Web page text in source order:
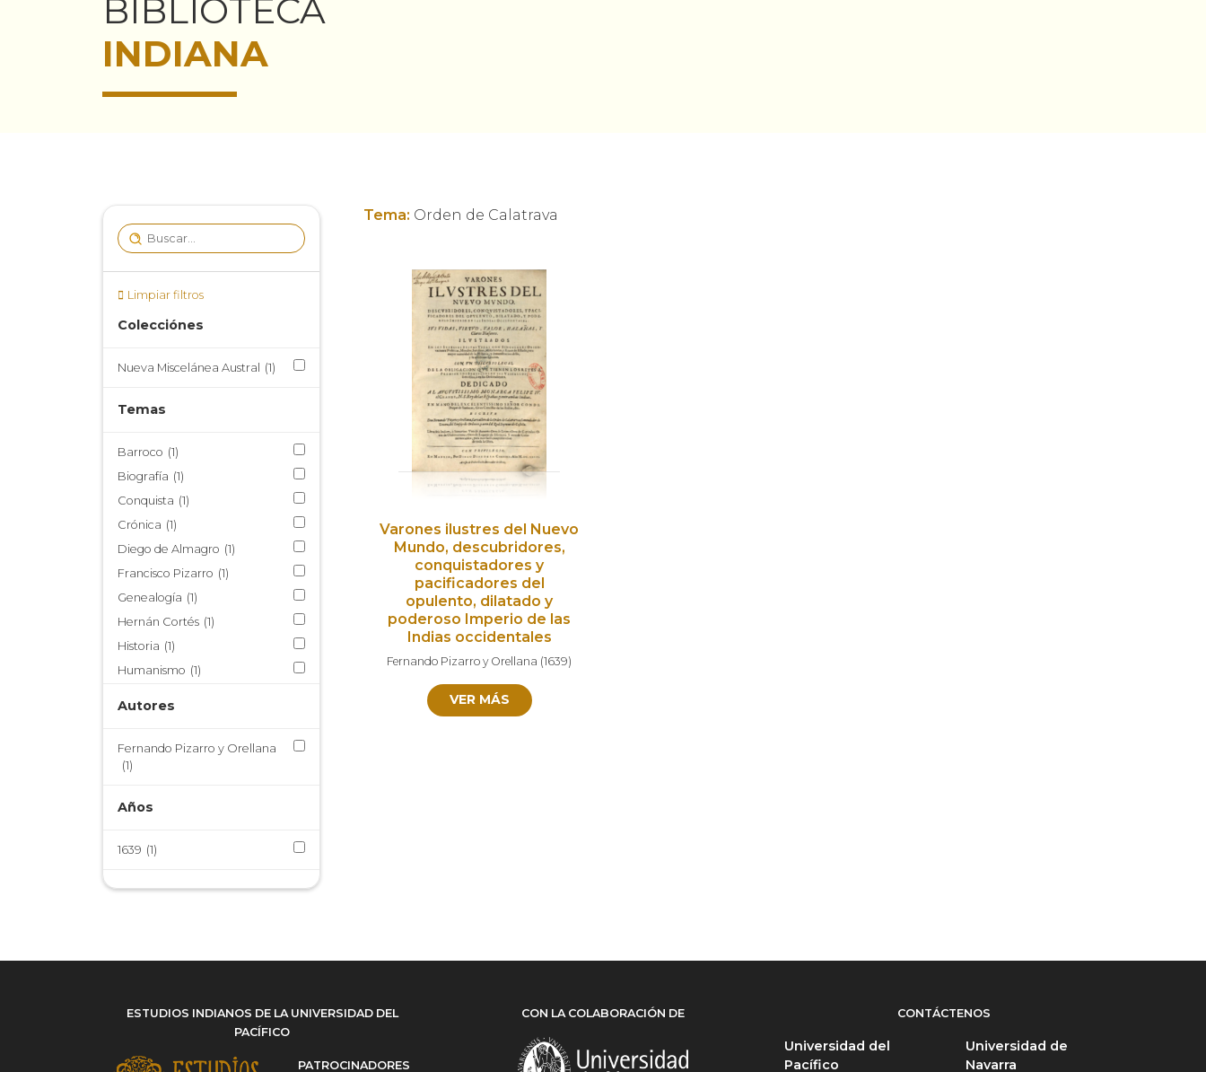
BIBLIOTECA
INDIANA
Limpiar filtros
Colecciónes
Nueva Miscelánea Austral (1)
Temas
Barroco (1)
Biografía (1)
Conquista (1)
Crónica (1)
Diego de Almagro (1)
Francisco Pizarro (1)
Genealogía (1)
Hernán Cortés (1)
Historia (1)
Humanismo (1)
Virreinato del Perú
Autores
Fernando Pizarro y Orellana
(1)
Años
1639 (1)
Tema: Orden de Calatrava
Varones ilustres del Nuevo
Mundo, descubridores,
conquistadores y
pacificadores del
opulento, dilatado y
poderoso Imperio de las
Indias occidentales
Fernando Pizarro y Orellana (1639)
VER MÁS
ESTUDIOS INDIANOS DE LA UNIVERSIDAD DEL
PACÍFICO
PATROCINADORES
CON LA COLABORACIÓN DE CONTÁCTENOS
Universidad del
Pacífico
Universidad de
Navarra